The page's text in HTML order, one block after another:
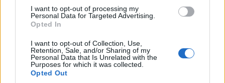
use your data for below specified purposes in below Google
consent section.
I want to opt-out of processing my
Personal Data for Targeted Advertising.
Opted In
I want to opt-out of Collection, Use,
Retention, Sale, and/or Sharing of my
Personal Data that Is Unrelated with the
Purposes for which it was collected.
Opted Out